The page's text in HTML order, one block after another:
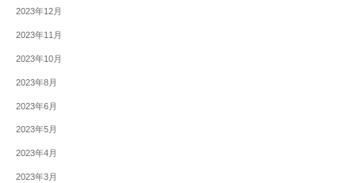
2023年12月
2023年11月
2023年10月
2023年8月
2023年6月
2023年5月
2023年4月
2023年3月